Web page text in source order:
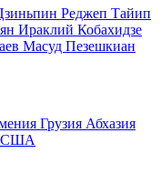
Реджеп Тайип
Ираклий Кобахидзе
Масуд Пезешкиан
Грузия Абхазия
США